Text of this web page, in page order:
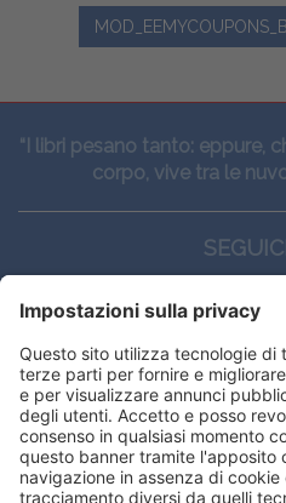
“I libri pesano tanto: eppure,
corpo, vive tra le
Viale E. Forlanini,